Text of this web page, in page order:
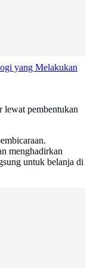
yang Melakukan
lewat pembentukan
menghadirkan
untuk belanja di